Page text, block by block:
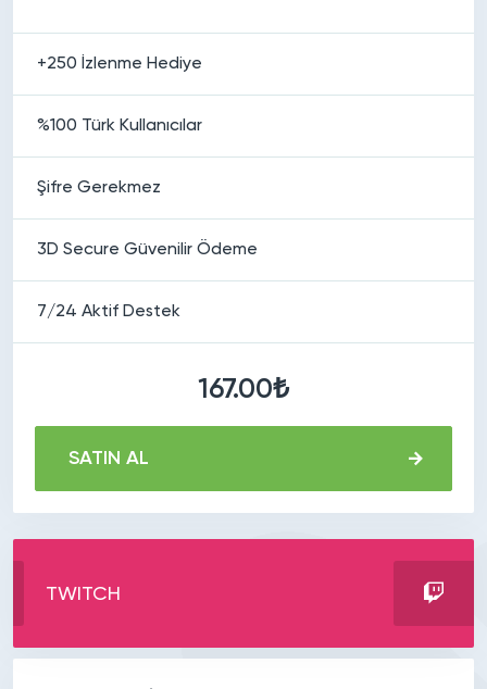
+250 İzlenme Hediye
%100 Türk Kullanıcılar
Şifre Gerekmez
3D Secure Güvenilir Ödeme
7/24 Aktif Destek
167.00₺
SATIN AL
TWITCH